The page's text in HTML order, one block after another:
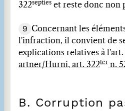
322septies et reste donc non
9
Concernant les
l'infraction, il convient de
explications relatives à l'art.
artner/Hurni, art. 322ter n.
B. Corruption